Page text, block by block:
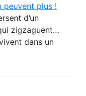
peuvent plus !
d’un
zigzaguent…
dans un